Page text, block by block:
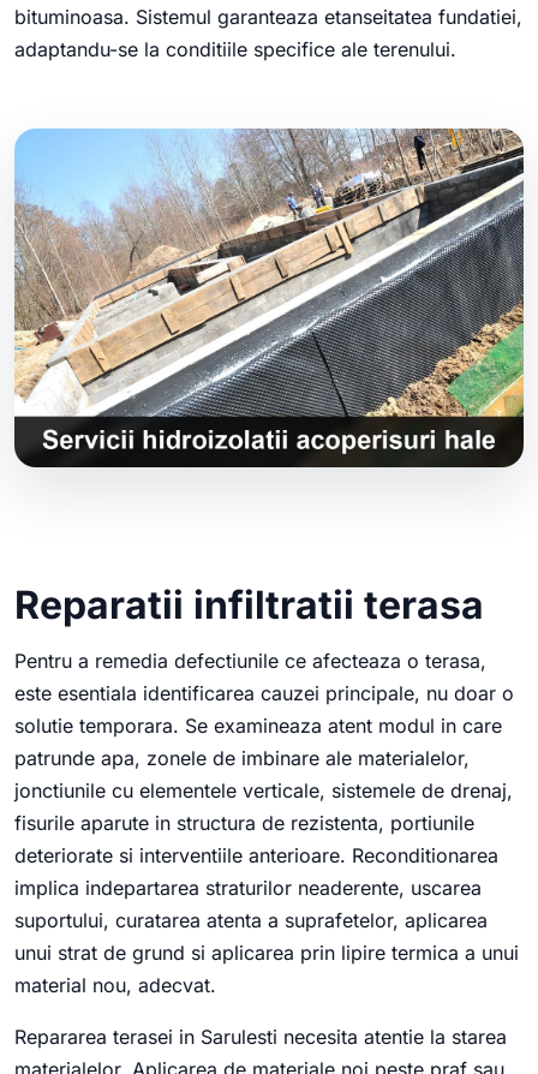
bituminoasa. Sistemul garanteaza etanseitatea fundatiei,
adaptandu-se la conditiile specifice ale terenului.
Reparatii infiltratii terasa
Pentru a remedia defectiunile ce afecteaza o terasa,
este esentiala identificarea cauzei principale, nu doar o
solutie temporara. Se examineaza atent modul in care
patrunde apa, zonele de imbinare ale materialelor,
jonctiunile cu elementele verticale, sistemele de drenaj,
fisurile aparute in structura de rezistenta, portiunile
deteriorate si interventiile anterioare. Reconditionarea
implica indepartarea straturilor neaderente, uscarea
suportului, curatarea atenta a suprafetelor, aplicarea
unui strat de grund si aplicarea prin lipire termica a unui
material nou, adecvat.
Repararea terasei in Sarulesti necesita atentie la starea